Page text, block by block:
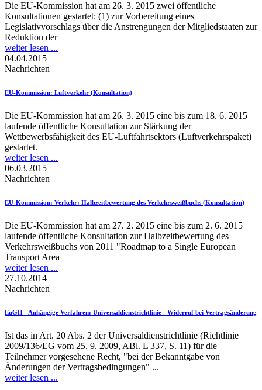
Die EU-Kommission hat am 26. 3. 2015 zwei öffentliche
Konsultationen gestartet: (1) zur Vorbereitung eines
Legislativvorschlags über die Anstrengungen der Mitgliedstaaten zur
Reduktion der
weiter lesen ...
04.04.2015
Nachrichten
EU-Kommission: Luftverkehr (Konsultation)
Die EU-Kommission hat am 26. 3. 2015 eine bis zum 18. 6. 2015
laufende öffentliche Konsultation zur Stärkung der
Wettbewerbsfähigkeit des EU-Luftfahrtsektors (Luftverkehrspaket)
gestartet.
weiter lesen ...
06.03.2015
Nachrichten
EU-Kommission: Verkehr: Halbzeitbewertung des Verkehrsweißbuchs (Konsultation)
Die EU-Kommission hat am 27. 2. 2015 eine bis zum 2. 6. 2015
laufende öffentliche Konsultation zur Halbzeitbewertung des
Verkehrsweißbuchs von 2011 "Roadmap to a Single European
Transport Area –
weiter lesen ...
27.10.2014
Nachrichten
EuGH - Anhängige Verfahren: Universaldienstrichtlinie - Widerruf bei Vertragsänderung
Ist das in Art. 20 Abs. 2 der Universaldienstrichtlinie (Richtlinie
2009/136/EG vom 25. 9. 2009, ABl. L 337, S. 11) für die
Teilnehmer vorgesehene Recht, "bei der Bekanntgabe von
Änderungen der Vertragsbedingungen" ...
weiter lesen ...